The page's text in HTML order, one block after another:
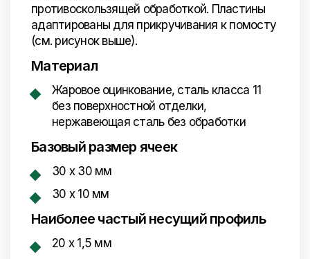
противоскользящей обработкой. Пластины
адаптированы для прикручивания к помосту
(см. рисунок выше).
Материал
Жаровое оцинкование, сталь класса 11
без поверхностной отделки,
нержавеющая сталь без обработки
Базовый размер ячеек
30 x 30 мм
30 x 10 мм
Наиболее частый несущий профиль
20 x 1,5 мм